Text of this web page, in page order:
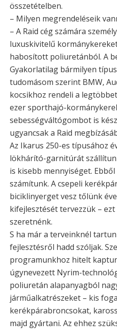
összetételben.
– Milyen megrendeléseik
– A Raid cég számára
luxuskivitelű
habosított poliuretánból. A
Gyakorlatilag bármilyen
tudomásom szerint BMW,
kocsikhoz rendeli a
ezer sporthajó-
sebességváltógombot is
ugyancsak a Raid
Az Ikarus 250-es típusához
lökhárító-garnitúrát
is kisebb mennyiséget.
számítunk. A csepeli
biciklinyerget vesz tőlünk
kifejlesztését tervezzük –
szeretnénk.
S ha már a terveinknél
fejlesztésről hadd szóljak.
programunkhoz hitelt
úgynevezett Nyrim-
poliuretán alapanyagból
járműalkatrészeket – kis
kerékpárabroncsokat,
majd gyártani. Az ehhez